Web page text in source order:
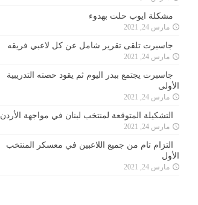
مشكلة ايوب حلت بهدوء
مارس 24, 2021
جاسبرت تلقى تقرير شامل عن كل لاعبي فريقه
مارس 24, 2021
جاسبرت يجتمع ببدر اليوم ثم يقود حصته التدريبية
الأولى
مارس 24, 2021
التشكيلة المتوقعة لمنتخب لبنان في مواجهة الأردن
مارس 24, 2021
التزام تام من جميع اللاعبين في معسكر المنتخب
الأول
مارس 24, 2021